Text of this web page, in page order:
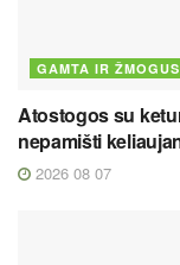
GAMTA IR ŽMOGUS
Atostogos su
nepamišti
2026 08 07